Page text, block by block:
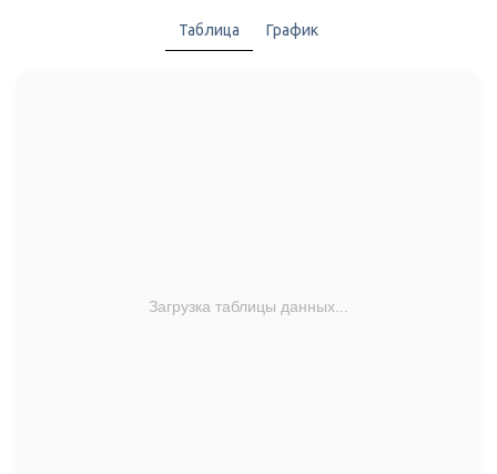
Таблица График
Загрузка таблицы данных...